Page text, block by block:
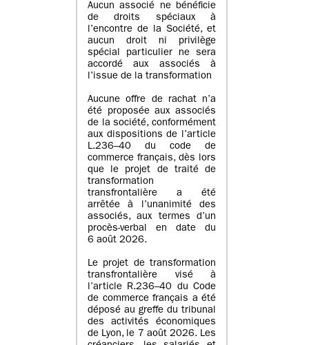
Aucun associé ne bénéficie
de droits spéciaux à
l’encontre de la Société, et
aucun droit ni privilège
spécial particulier ne sera
accordé aux associés à
l’issue de la transformation
Aucune offre de rachat n’a
été proposée aux associés
de la société, conformément
aux dispositions de l’article
L.236–40 du code de
commerce français, dès lors
que le projet de traité de
transformation
transfrontalière a été
arrêtée à l’unanimité des
associés, aux termes d’un
procès-verbal en date du
6 août 2026.
Le projet de transformation
transfrontalière visé à
l’article R.236–40 du Code
de commerce français a été
déposé au greffe du tribunal
des activités économiques
de Lyon, le 7 août 2026. Les